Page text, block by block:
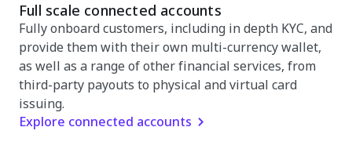
Full scale connected accounts
Fully onboard customers, including in depth KYC, and
provide them with their own multi-currency wallet,
as well as a range of other financial services, from
third-party payouts to physical and virtual card
issuing.
Explore connected accounts